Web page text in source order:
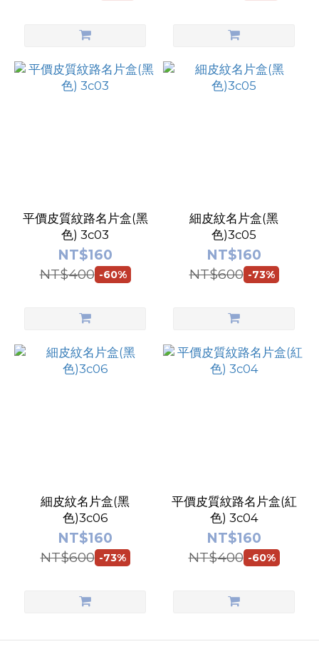
平價皮質紋路名片盒(黑
色) 3c03
NT$160
NT$400 -60%
細皮紋名片盒(黑
色)3c05
NT$160
NT$600 -73%
細皮紋名片盒(黑
色)3c06
NT$160
NT$600 -73%
平價皮質紋路名片盒(紅
色) 3c04
NT$160
NT$400 -60%